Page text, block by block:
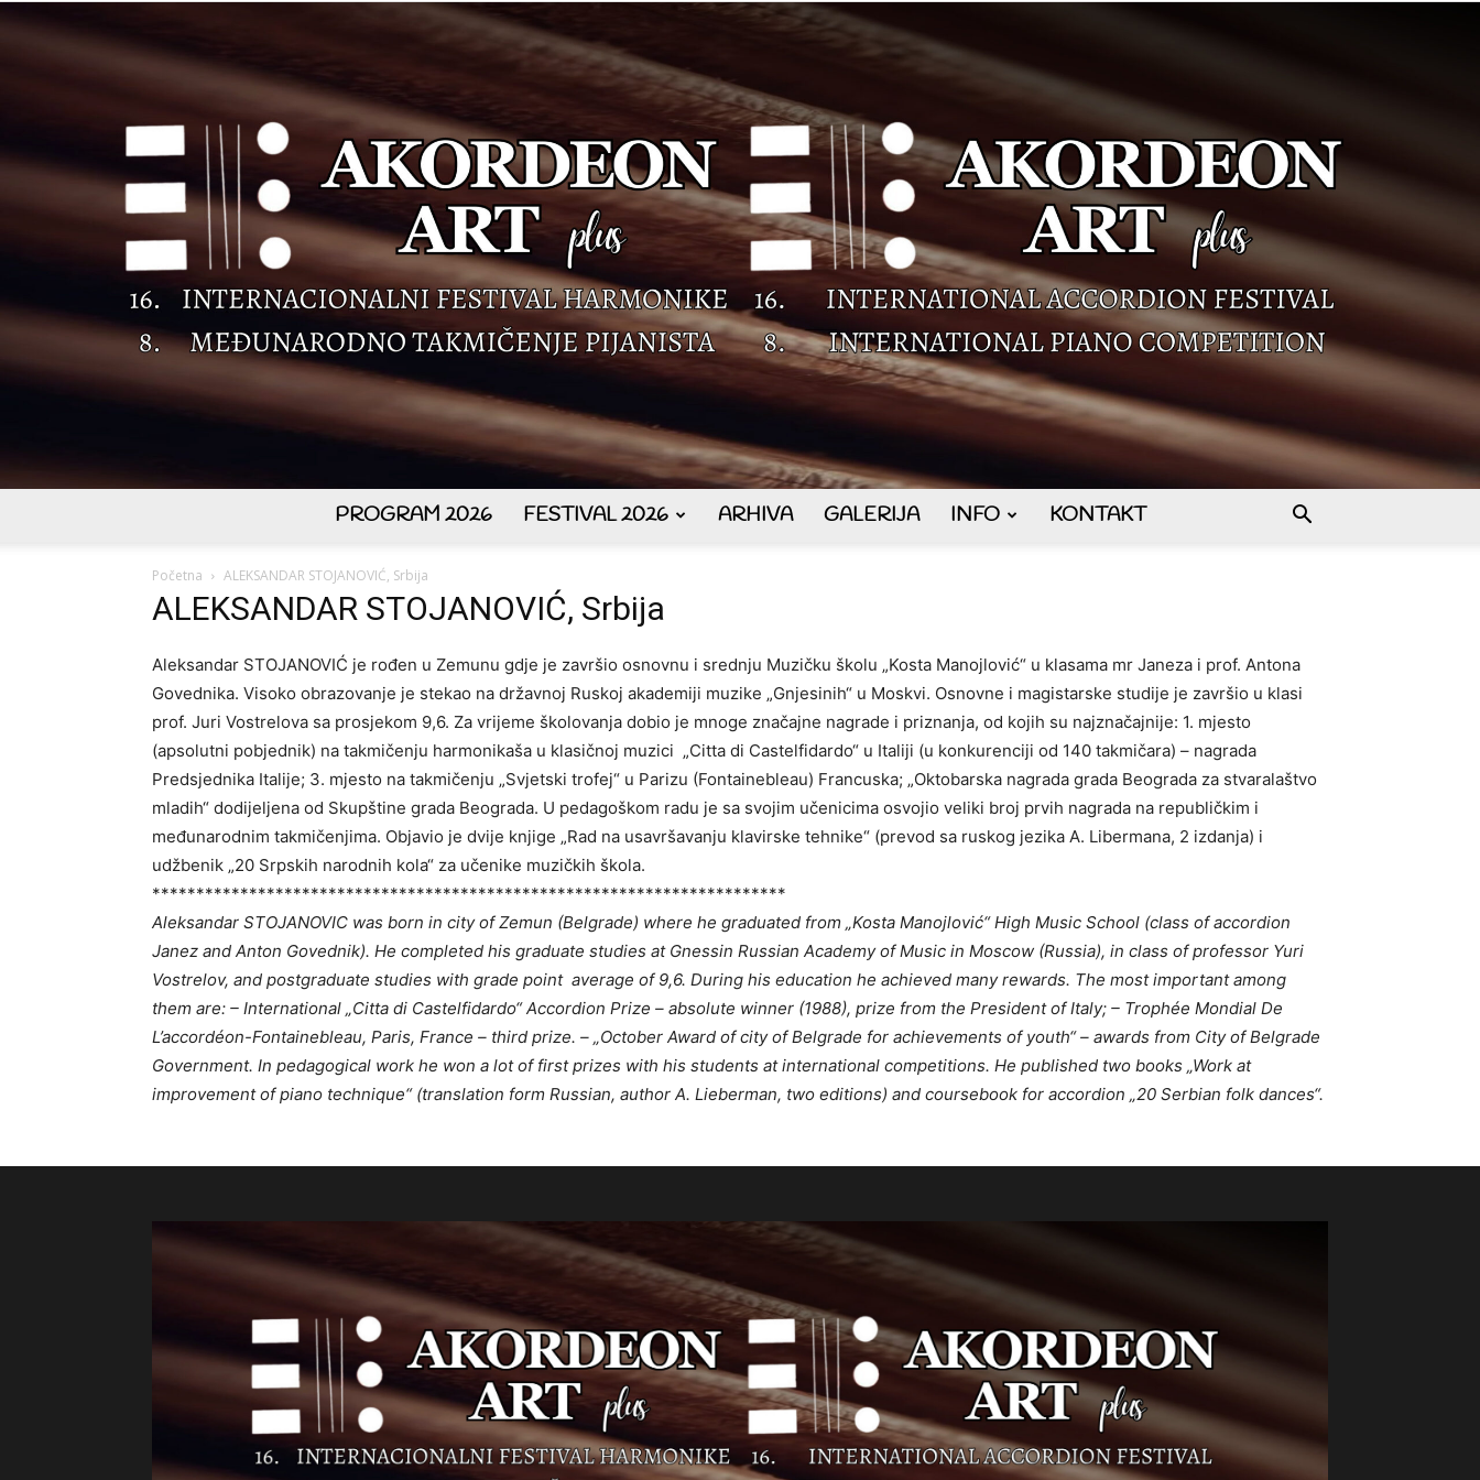
ART
plus
PROGRAM 2026 FESTIVAL 2026 ARHIVA GALERIJA INFO KONTAKT
Početna ALEKSANDAR STOJANOVIĆ, Srbija
ALEKSANDAR STOJANOVIĆ, Srbija
Aleksandar STOJANOVIĆ je rođen u Zemunu gdje je završio osnovnu i srednju Muzičku školu „Kosta Manojlović“ u klasama mr Janeza i prof. Antona
Govednika. Visoko obrazovanje je stekao na državnoj Ruskoj akademiji muzike „Gnjesinih“ u Moskvi. Osnovne i magistarske studije je završio u klasi
prof. Juri Vostrelova sa prosjekom 9,6. Za vrijeme školovanja dobio je mnoge značajne nagrade i priznanja, od kojih su najznačajnije: 1. mjesto
(apsolutni pobjednik) na takmičenju harmonikaša u klasičnoj muzici „Citta di Castelfidardo“ u Italiji (u konkurenciji od 140 takmičara) – nagrada
Predsjednika Italije; 3. mjesto na takmičenju „Svjetski trofej“ u Parizu (Fontainebleau) Francuska; „Oktobarska nagrada grada Beograda za stvaralaštvo
mladih“ dodijeljena od Skupštine grada Beograda. U pedagoškom radu je sa svojim učenicima osvojio veliki broj prvih nagrada na republičkim i
međunarodnim takmičenjima. Objavio je dvije knjige „Rad na usavršavanju klavirske tehnike“ (prevod sa ruskog jezika A. Libermana, 2 izdanja) i
udžbenik „20 Srpskih narodnih kola“ za učenike muzičkih škola.
************************************************************************
Aleksandar STOJANOVIC was born in city of Zemun (Belgrade) where he graduated from „Kosta Manojlović“ High Music School (class of accordion
Janez and Anton Govednik). He completed his graduate studies at Gnessin Russian Academy of Music in Moscow (Russia), in class of professor Yuri
Vostrelov, and postgraduate studies with grade point average of 9,6. During his education he achieved many rewards. The most important among
them are: – International „Citta di Castelfidardo“ Accordion Prize – absolute winner (1988), prize from the President of Italy; – Trophée Mondial De
L’accordéon-Fontainebleau, Paris, France – third prize. – „October Award of city of Belgrade for achievements of youth“ – awards from City of Belgrade
Government. In pedagogical work he won a lot of first prizes with his students at international competitions. He published two books „Work at
improvement of piano technique“ (translation form Russian, author A. Lieberman, two editions) and coursebook for accordion „20 Serbian folk dances“.